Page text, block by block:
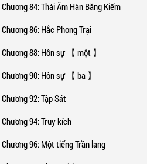
Chương 84: Thái Âm Hàn Băng Kiếm
Chương 86: Hắc Phong Trại
Chương 88: Hôn sự 【 một 】
Chương 90: Hôn sự 【 ba 】
Chương 92: Tập Sát
Chương 94: Truy kích
Chương 96: Một tiếng Trần lang